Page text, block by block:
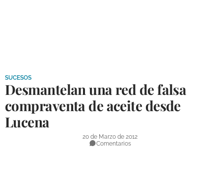
DEPORTES
SUCESOS
Desmantelan una red de falsa
compraventa de aceite desde
Lucena
20 de Marzo de 2012
Comentarios